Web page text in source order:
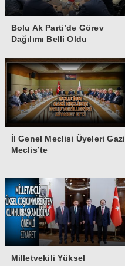
Bolu Ak Parti’de Görev
Dağılımı Belli Oldu
İl Genel Meclisi Üyeleri Gazi
Meclis’te
Milletvekili Yüksel